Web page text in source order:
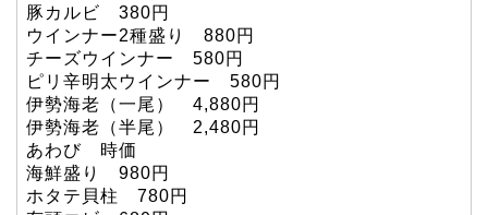
豚カルビ 380円
ウインナー2種盛り 880円
チーズウインナー 580円
ピリ辛明太ウインナー 580円
伊勢海老（一尾） 4,880円
伊勢海老（半尾） 2,480円
あわび 時価
海鮮盛り 980円
ホタテ貝柱 780円